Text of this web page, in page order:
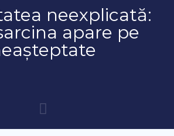
neexplicată:
apare pe